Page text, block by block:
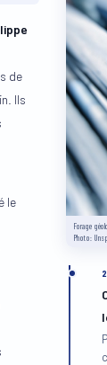
de
Ils
le
Forage
Photo: